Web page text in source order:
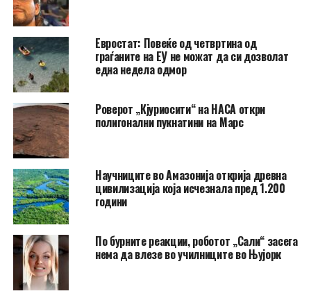
Евростат: Повеќе од четвртина од
граѓаните на ЕУ не можат да си дозволат
една недела одмор
Роверот „Кјуриосити“ на НАСА откри
полигонални пукнатини на Марс
Научниците во Амазонија открија древна
цивилизација која исчезнала пред 1.200
години
По бурните реакции, роботот „Сали“ засега
нема да влезе во училниците во Њујорк